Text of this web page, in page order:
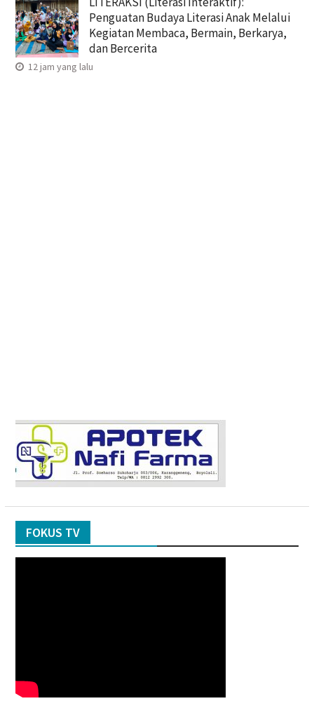
Penguatan Budaya Literasi Anak Melalui
Kegiatan Membaca, Bermain, Berkarya,
dan Bercerita
12 jam yang lalu
FOKUS TV